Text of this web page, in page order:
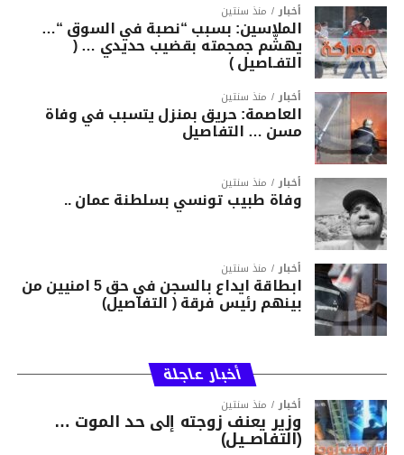
أخبار منذ سنتين
الملاسين: بسبب “نصبة في السوق “…
يهشّم جمجمته بقضيب حديدي … (
التفـاصيل )
أخبار منذ سنتين
العاصمة: حريق بمنزل يتسبب في وفاة
مسن … التفاصيل
أخبار منذ سنتين
وفاة طبيب تونسي بسلطنة عمان ..
أخبار منذ سنتين
ابطاقة ايداع بالسجن في حق 5 امنيين من
بينهم رئيس فرقة ( التفاصيل)
أخبار عاجلة
أخبار منذ سنتين
وزير يعنف زوجته إلى حد الموت …
(التفاصــيل)